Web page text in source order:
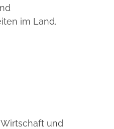
im Land.
und